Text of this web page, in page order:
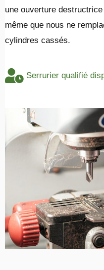
une ouverture
même que nous ne
cylindres cassés.
Serrurier qualifié